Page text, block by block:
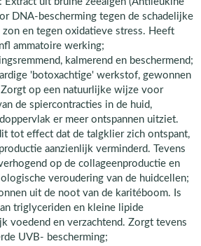
DNA-bescherming tegen de schadelijke
zon en tegen oxidatieve stress. Heeft
ammatoire werking;
kalmerend en beschermend;
'botoxachtige' werkstof, gewonnen
op een natuurlijke wijze voor
de spiercontracties in de huid,
er meer ontspannen uitziet.
tot effect dat de talgklier zich ontspant,
aanzienlijk verminderd. Tevens
op de collageenproductie en
veroudering van de huidcellen;
uit de noot van de karitéboom. Is
triglyceriden en kleine lipide
voedend en verzachtend. Zorgt tevens
UVB- bescherming;